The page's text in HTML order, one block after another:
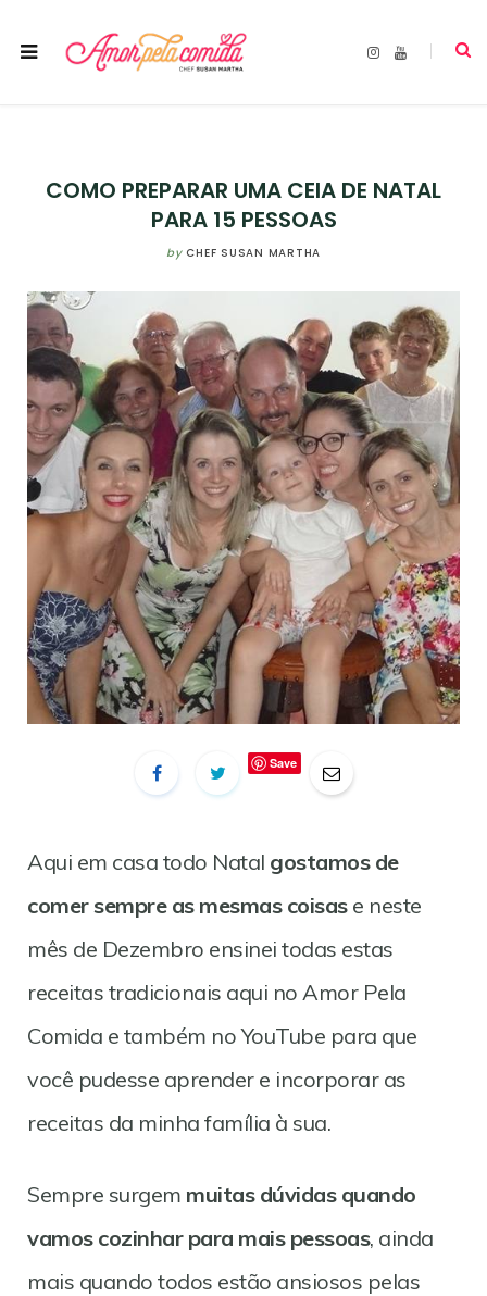
I
Y
COMO PREPARAR UMA CEIA DE NATAL
PARA 15 PESSOAS
by CHEF SUSAN MARTHA
Save
Aqui em casa todo Natal gostamos de
comer sempre as mesmas coisase neste
mês de Dezembro ensinei todas estas
receitas tradicionais aqui no Amor Pela
Comida e também no YouTube para que
você pudesse aprender e incorporar as
receitas da minha família à sua.
Sempre surgem muitas dúvidas quando
vamos cozinhar para mais pessoas, ainda
mais quando todos estão ansiosos pelas